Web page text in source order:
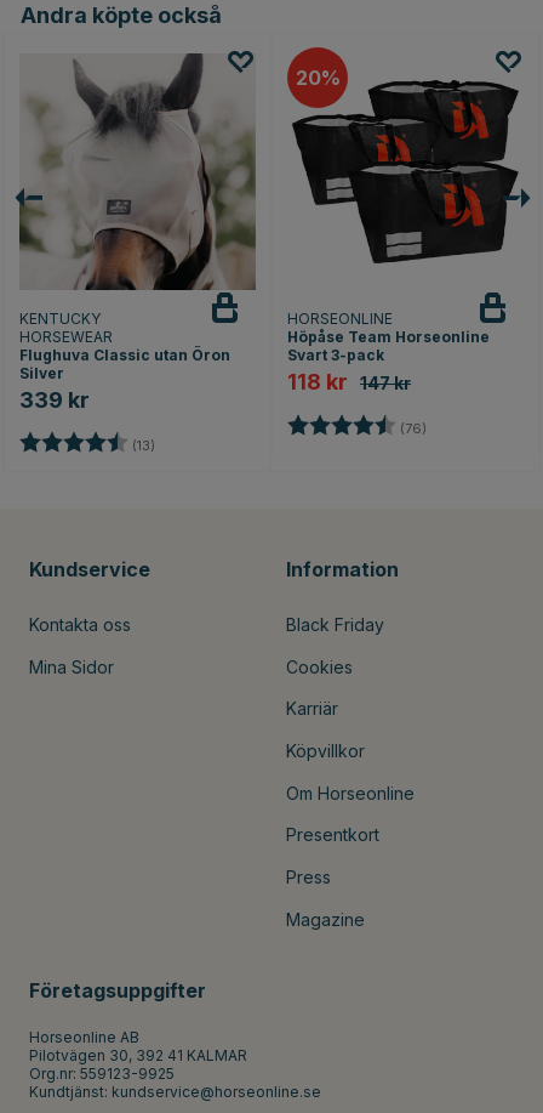
Andra köpte också
KENTUCKY
HORSEWEAR
Flughuva Classic utan Öron
Silver
339 kr
Betyg: (13)
20
HORSEONLINE
Höpåse Team Horseonline
Svart 3-pack
118 kr 147 kr
Betyg: (76)
Kundservice
Kontakta oss
Mina Sidor
Information
Black Friday
Cookies
Karriär
Köpvillkor
Om Horseonline
Presentkort
Press
Magazine
Företagsuppgifter
Horseonline AB
Pilotvägen 30, 392 41 KALMAR
Org.nr: 559123-9925
Kundtjänst: kundservice@horseonline.se